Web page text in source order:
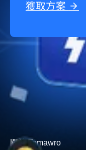
獲取方案
關於 Tomawro